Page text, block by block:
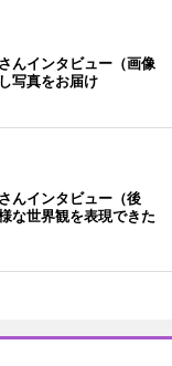
んインタビュー（画像
写真をお届け
んインタビュー（後
な世界観を表現できた